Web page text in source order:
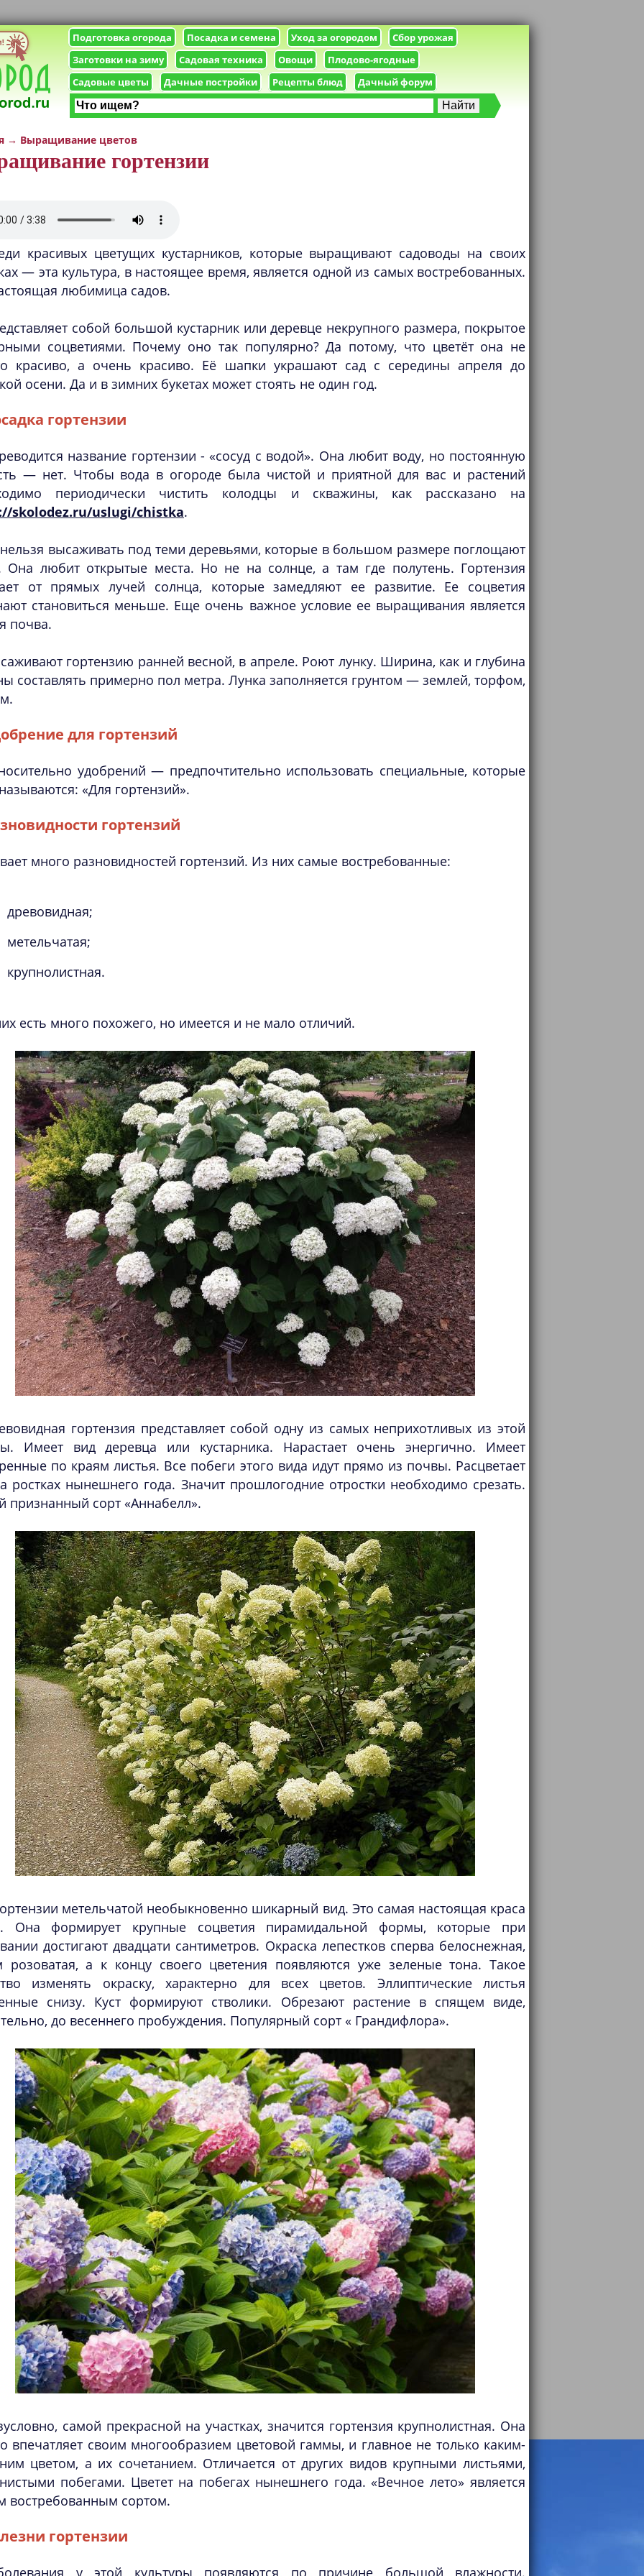
Подготовка огорода Посадка и семена Уход за огородом
Сбор урожая
Заготовки на зиму
Садовая техника Овощи
Плодово-ягодные
Садовые цветы
Дачные постройки Рецепты блюд Дачный форум
→ Выращивание цветов
гортензии
красивых цветущих кустарников, которые выращивают садоводы на своих
— эта культура, в настоящее время, является одной из самых востребованных.
любимица садов.
собой большой кустарник или деревце некрупного размера, покрытое
соцветиями. Почему оно так популярно? Да потому, что цветёт она не
красиво, а очень красиво. Её шапки украшают сад с середины апреля до
осени. Да и в зимних букетах может стоять не один год.
гортензии
название гортензии - «сосуд с водой». Она любит воду, но постоянную
— нет. Чтобы вода в огороде была чистой и приятной для вас и растений
периодически чистить колодцы и скважины, как рассказано на
skolodez.ru/uslugi/chistka.
высаживать под теми деревьями, которые в большом размере поглощают
Она любит открытые места. Но не на солнце, а там где полутень. Гортензия
от прямых лучей солнца, которые замедляют ее развитие. Ее соцветия
становиться меньше. Еще очень важное условие ее выращивания является
почва.
гортензию ранней весной, в апреле. Роют лунку. Ширина, как и глубина
составлять примерно пол метра. Лунка заполняется грунтом — землей, торфом,
для гортензий
удобрений — предпочтительно использовать специальные, которые
«Для гортензий».
гортензий
много разновидностей гортензий. Из них самые востребованные:
древовидная;
метельчатая;
крупнолистная.
есть много похожего, но имеется и не мало отличий.
гортензия представляет собой одну из самых неприхотливых из этой
Имеет вид деревца или кустарника. Нарастает очень энергично. Имеет
по краям листья. Все побеги этого вида идут прямо из почвы. Расцветает
ростках нынешнего года. Значит прошлогодние отростки необходимо срезать.
признанный сорт «Аннабелл».
метельчатой необыкновенно шикарный вид. Это самая настоящая краса
Она формирует крупные соцветия пирамидальной формы, которые при
достигают двадцати сантиметров. Окраска лепестков сперва белоснежная,
розоватая, а к концу своего цветения появляются уже зеленые тона. Такое
изменять окраску, характерно для всех цветов. Эллиптические листья
снизу. Куст формируют стволики. Обрезают растение в спящем виде,
до весеннего пробуждения. Популярный сорт « Грандифлора».
самой прекрасной на участках, значится гортензия крупнолистная. Она
впечатляет своим многообразием цветовой гаммы, и главное не только каким-
цветом, а их сочетанием. Отличается от других видов крупными листьями,
побегами. Цветет на побегах нынешнего года. «Вечное лето» является
востребованным сортом.
гортензии
у этой культуры появляются по причине большой влажности.